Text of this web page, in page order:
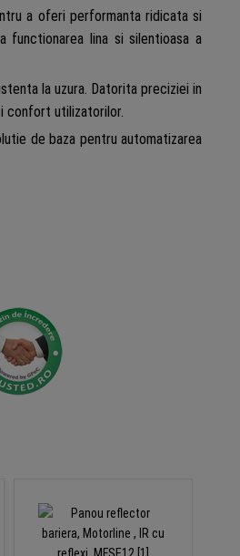
a oferi performanta ridicata si
functionarea lina si silentioasa a
la uzura. Datorita preciziei in
confort utilizatorilor.
de baza pentru automatizarea